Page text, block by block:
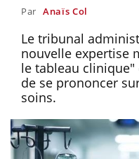
Par Anaïs Col
Le tribunal
nouvelle expertise
le tableau clinique"
de se prononcer
soins.